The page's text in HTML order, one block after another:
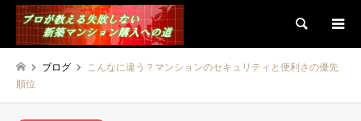
検索
ブログ
こんなに違う？マンションのセキュリティと便利さの優先
順位